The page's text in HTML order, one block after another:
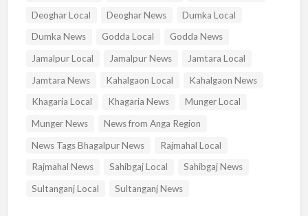
Deoghar Local
Deoghar News
Dumka Local
Dumka News
Godda Local
Godda News
Jamalpur Local
Jamalpur News
Jamtara Local
Jamtara News
Kahalgaon Local
Kahalgaon News
Khagaria Local
Khagaria News
Munger Local
Munger News
News from Anga Region
News Tags Bhagalpur News
Rajmahal Local
Rajmahal News
Sahibgaj Local
Sahibgaj News
Sultanganj Local
Sultanganj News